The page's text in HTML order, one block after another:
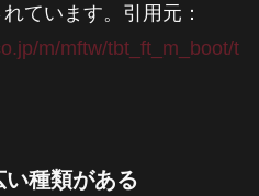
ています。引用元：
m/mftw/tbt_ft_m_boot/t
種類がある